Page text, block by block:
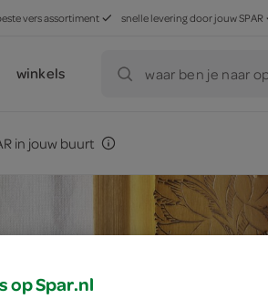
vers assortiment snelle levering door jouw SPAR
winkels waar ben je naar
in jouw buurt
op Spar.nl